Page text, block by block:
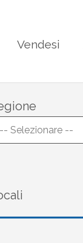
Vendesi
-- Selezionare --